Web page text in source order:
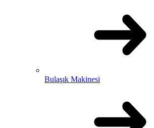
Bulaşık Makinesi